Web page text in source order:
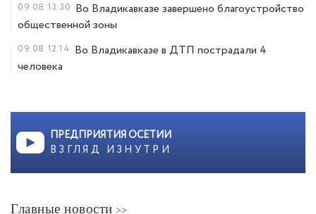
09.08 13:30 Во Владикавказе завершено благоустройство
общественной зоны
09.08 12:14 Во Владикавказе в ДТП пострадали 4
человека
ПРЕДПРИЯТИЯ ОСЕТИИ
ВЗГЛЯД ИЗНУТРИ
Главные новости